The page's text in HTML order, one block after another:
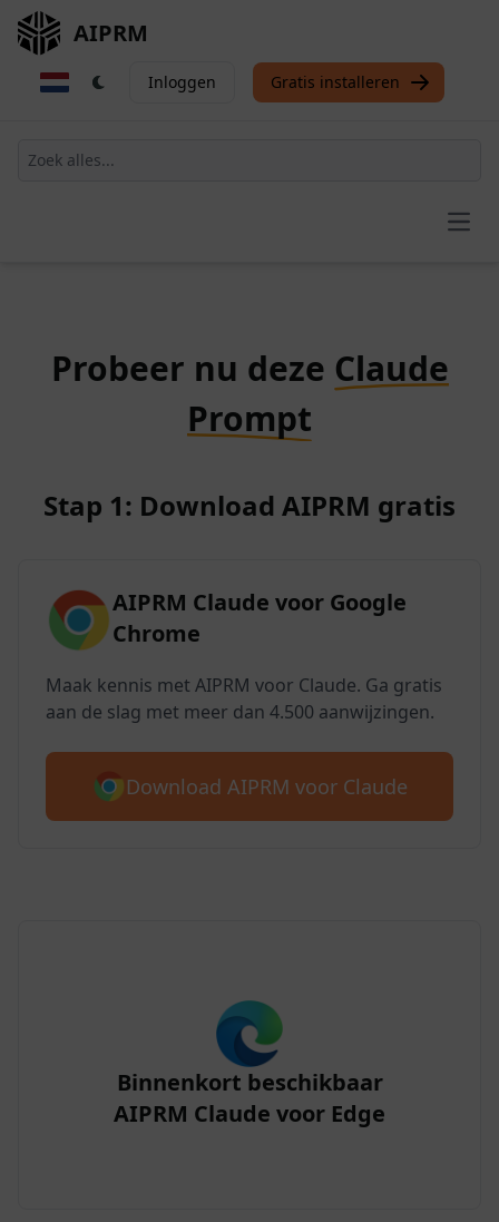
AIPRM
Inloggen Gratis installeren
Probeer nu deze Claude
Prompt
Stap 1: Download AIPRM gratis
AIPRM Claude voor Google
Chrome
Maak kennis met AIPRM voor Claude. Ga gratis
aan de slag met meer dan 4.500 aanwijzingen.
Download AIPRM voor Claude
Binnenkort beschikbaar
AIPRM Claude voor Edge